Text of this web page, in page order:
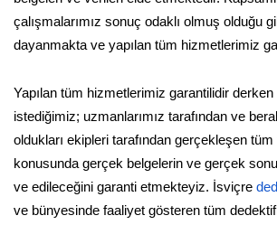
çalışmalarımız sonuç odaklı olmuş olduğu
dayanmakta ve yapılan tüm hizmetlerimiz
Yapılan tüm hizmetlerimiz garantilidir
istediğimiz; uzmanlarımız tarafından ve
oldukları ekipleri tarafından gerçekleşen
konusunda gerçek belgelerin ve gerçek
ve edileceğini garanti etmekteyiz. İsviçre
ve bünyesinde faaliyet gösteren tüm